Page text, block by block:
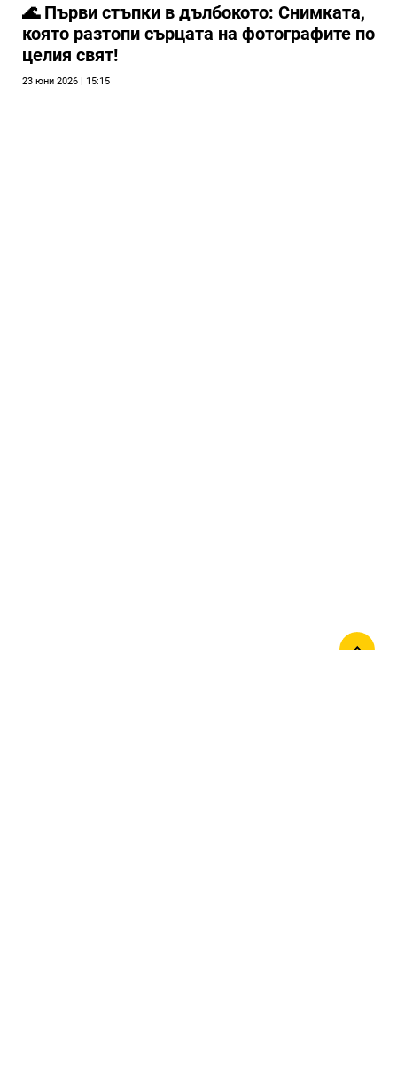
🌊 Първи стъпки в дълбокото: Снимката,
която разтопи сърцата на фотографите по
целия свят!
23 юни 2026 | 15:15